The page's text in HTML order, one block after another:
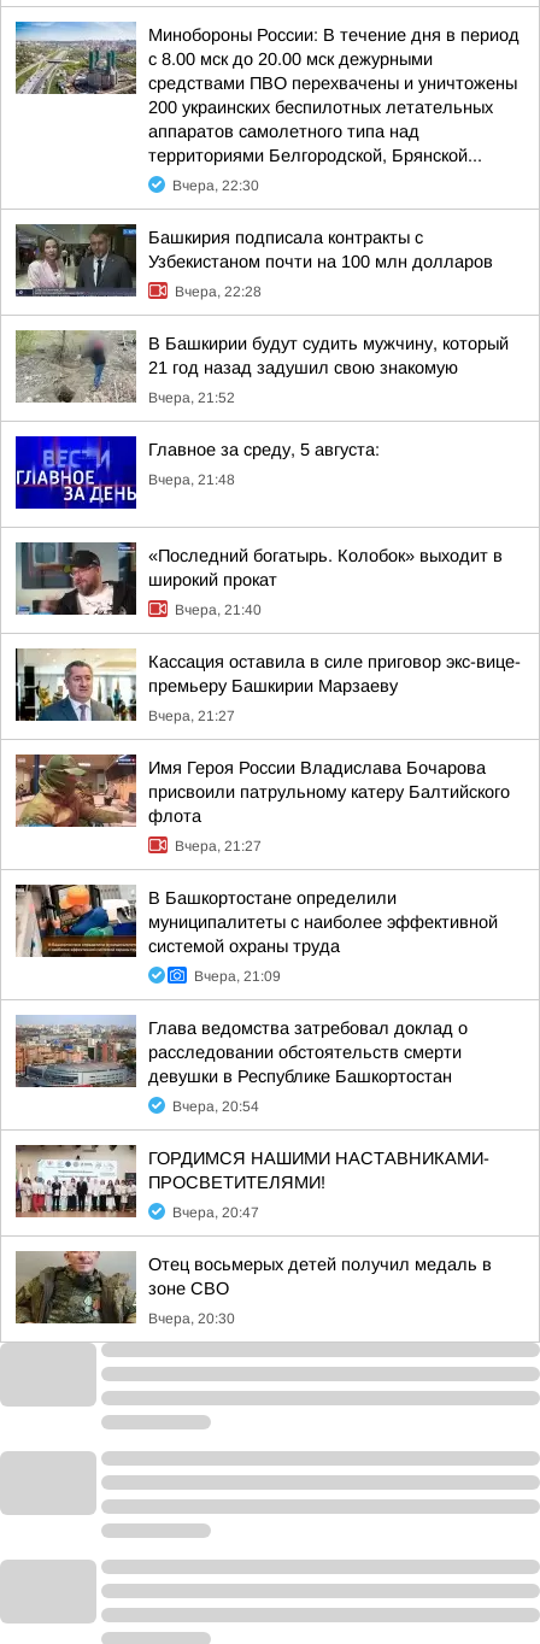
Минобороны России: В течение дня в период
с 8.00 мск до 20.00 мск дежурными
средствами ПВО перехвачены и уничтожены
200 украинских беспилотных летательных
аппаратов самолетного типа над
территориями Белгородской, Брянской...
Вчера, 22:30
Башкирия подписала контракты с
Узбекистаном почти на 100 млн долларов
Вчера, 22:28
В Башкирии будут судить мужчину, который
21 год назад задушил свою знакомую
Вчера, 21:52
Главное за среду, 5 августа:
Вчера, 21:48
«Последний богатырь. Колобок» выходит в
широкий прокат
Вчера, 21:40
Кассация оставила в силе приговор экс-вице-
премьеру Башкирии Марзаеву
Вчера, 21:27
Имя Героя России Владислава Бочарова
присвоили патрульному катеру Балтийского
флота
Вчера, 21:27
В Башкортостане определили
муниципалитеты с наиболее эффективной
системой охраны труда
Вчера, 21:09
Глава ведомства затребовал доклад о
расследовании обстоятельств смерти
девушки в Республике Башкортостан
Вчера, 20:54
ГОРДИМСЯ НАШИМИ НАСТАВНИКАМИ-
ПРОСВЕТИТЕЛЯМИ!
Вчера, 20:47
Отец восьмерых детей получил медаль в
зоне СВО
Вчера, 20:30